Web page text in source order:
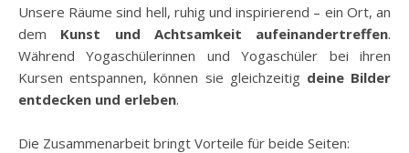
Unsere Räume sind hell, ruhig und inspirierend – ein Ort, an
dem Kunst und Achtsamkeit aufeinandertreffen.
Während Yogaschülerinnen und Yogaschüler bei ihren
Kursen entspannen, können sie gleichzeitig deine Bilder
entdecken und erleben.
Die Zusammenarbeit bringt Vorteile für beide Seiten: